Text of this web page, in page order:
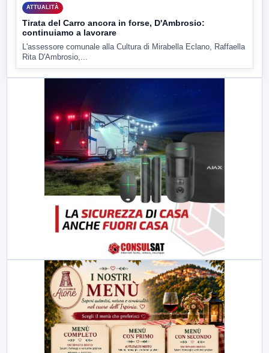
ATTUALITÀ
Tirata del Carro ancora in forse, D'Ambrosio:
continuiamo a lavorare
L'assessore comunale alla Cultura di Mirabella Eclano, Raffaella
Rita D'Ambrosio,...